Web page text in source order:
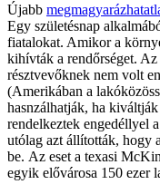
Újabb
Egy születésnap
fiatalokat. Amikor a
kihívták a rendőrséget.
résztvevőknek nem volt
(Amerikában a
hasnzálhatják, ha
rendelkeztek engedéllyel
utólag azt állították, hogy
be. Az eset a texasi
egyik elővárosa 150 ezer